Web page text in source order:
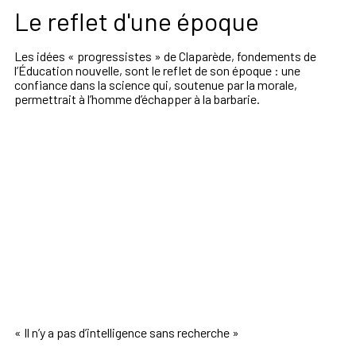
Le reflet d'une époque
Les idées « progressistes » de Claparède, fondements de
l’Éducation nouvelle, sont le reflet de son époque : une
confiance dans la science qui, soutenue par la morale,
permettrait à l’homme d’échapper à la barbarie.
« Il n’y a pas d’intelligence sans recherche »